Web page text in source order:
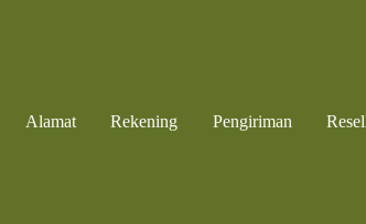
Alamat Rekening Pengiriman